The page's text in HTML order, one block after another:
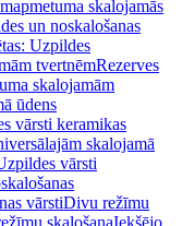
skalojamās
un noskalošanas
Uzpildes
tvertnēmRezerves
skalojamām
ūdens
vārsti keramikas
skalojamā
vārsti
vārstiDivu režīmu
skalošanaIekšējo